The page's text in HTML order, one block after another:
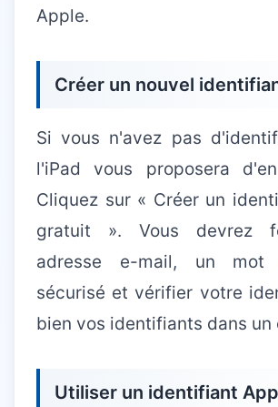
Apple.
Créer un nouvel
Si vous n'avez pas
l'iPad vous proposera
Cliquez sur « Créer un
gratuit ». Vous devrez
adresse e-mail, un mot
sécurisé et vérifier votre
bien vos identifiants dans un
Utiliser un identifiant